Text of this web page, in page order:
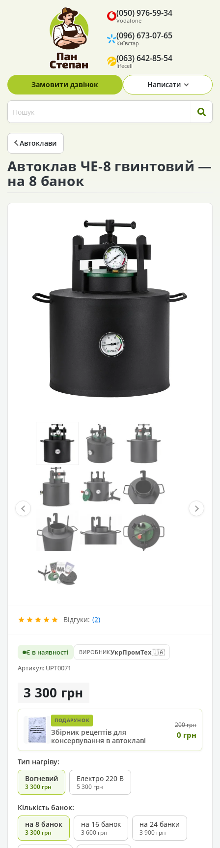
Vodafone
(050) 976-59-34
Київстар
(096) 673-07-65
lifecell
(063) 642-85-54
Замовити дзвінок Написати
Автоклави
Автоклав ЧЕ-8 гвинтовий —
на 8 банок
Відгуки: (2)
Є в наявності ВИРОБНИКУкрПромТех🇺🇦
Артикул: UPT0071
3 300 грн
ПОДАРУНОК
Збірник рецептів для
консервування в автоклаві
200 грн
0 грн
Тип нагріву:
Вогневий
3 300 грн
Електро 220 В
5 300 грн
Кількість банок:
на 8 банок
3 300 грн
на 16 банок
3 600 грн
на 24 банки
3 900 грн